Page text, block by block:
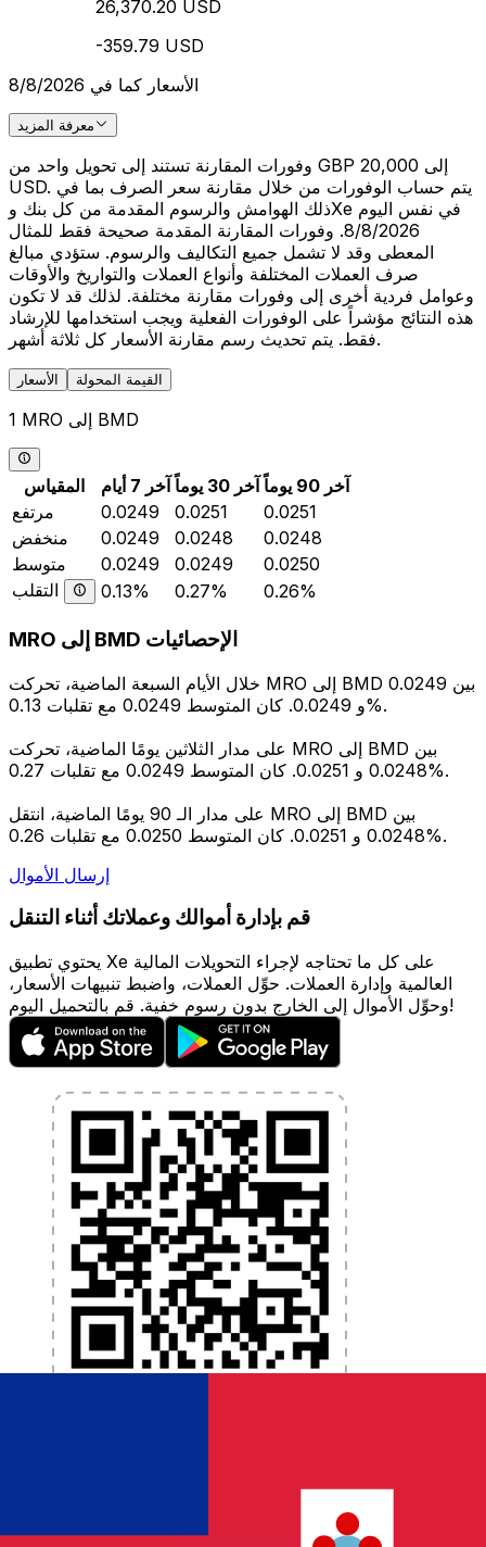
26,370.20 USD
-359.79 USD
الأسعار كما في 8/8/2026
معرفة المزيد
وفورات المقارنة تستند إلى تحويل واحد من GBP 20,000 إلى
USD. يتم حساب الوفورات من خلال مقارنة سعر الصرف بما في
ذلك الهوامش والرسوم المقدمة من كل بنك وXe في نفس اليوم
8/8/2026. وفورات المقارنة المقدمة صحيحة فقط للمثال
المعطى وقد لا تشمل جميع التكاليف والرسوم. ستؤدي مبالغ
صرف العملات المختلفة وأنواع العملات والتواريخ والأوقات
وعوامل فردية أخرى إلى وفورات مقارنة مختلفة. لذلك قد لا تكون
هذه النتائج مؤشراً على الوفورات الفعلية ويجب استخدامها للإرشاد
فقط. يتم تحديث رسم مقارنة الأسعار كل ثلاثة أشهر.
الأسعار القيمة المحولة
1 MRO إلى BMD
المقياس آخر 7 أيام آخر 30 يوماً
آخر 90 يوماً
مرتفع
0.0249 0.0251
0.0251
منخفض
0.0249 0.0248
0.0248
متوسط
0.0249 0.0249
0.0250
التقلب
0.13% 0.27% 0.26%
MRO إلى BMD الإحصائيات
خلال الأيام السبعة الماضية، تحركت MRO إلى BMD بين 0.0249
و 0.0249. كان المتوسط 0.0249 مع تقلبات 0.13%.
على مدار الثلاثين يومًا الماضية، تحركت MRO إلى BMD بين
0.0248 و 0.0251. كان المتوسط 0.0249 مع تقلبات 0.27%.
على مدار الـ 90 يومًا الماضية، انتقل MRO إلى BMD بين
0.0248 و 0.0251. كان المتوسط 0.0250 مع تقلبات 0.26%.
إرسال الأموال
قم بإدارة أموالك وعملاتك أثناء التنقل
يحتوي تطبيق Xe على كل ما تحتاجه لإجراء التحويلات المالية
العالمية وإدارة العملات. حوِّل العملات، واضبط تنبيهات الأسعار،
وحوِّل الأموال إلى الخارج بدون رسوم خفية. قم بالتحميل اليوم!